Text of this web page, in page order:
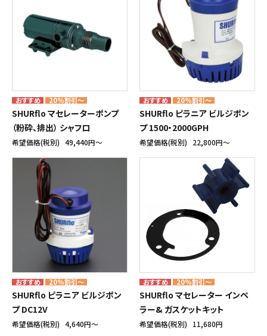
20%割引～
SHURflo マセレーターポンプ
（粉砕、排出） シャフロ
希望価格(税別) 49,440円〜
20%割引～
SHURflo ピラニア ビルジポン
プ 1500・2000GPH
希望価格(税別) 22,800円〜
20%割引～
SHURflo ピラニア ビルジポン
プ DC12V
希望価格(税別) 4,640円〜
20%割引～
SHURflo マセレーター インペ
ラー& ガスケットキット
希望価格(税別) 11,680円